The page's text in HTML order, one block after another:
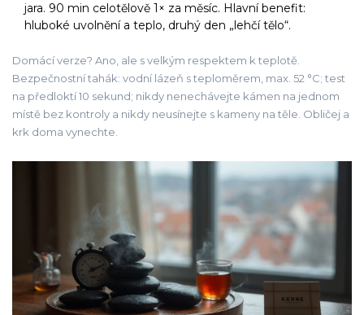
jara. 90 min celotělově 1× za měsíc. Hlavní benefit:
hluboké uvolnění a teplo, druhý den „lehčí tělo“.
Domácí verze? Ano, ale s velkým respektem k teplotě.
Bezpečnostní tahák: vodní lázeň s teploměrem, max. 52 °C; test
na předloktí 10 sekund; nikdy nenechávejte kámen na jednom
místě bez kontroly a nikdy neusínejte s kameny na těle. Obličej a
krk doma vynechte.